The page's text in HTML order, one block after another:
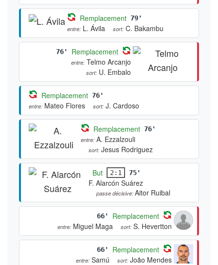
Remplacement 79'
entre: L. Ávila sort: C. Bakambu
76' Remplacement
entre: Telmo Arcanjo
sort: U. Embalo
Remplacement 76'
entre: Mateo Flores sort: J. Cardoso
Remplacement 76'
entre: A. Ezzalzouli
sort: Jesus Rodriguez
But 2:1 75'
F. Alarcón Suárez
passe décisive:Aitor Ruibal
66' Remplacement
entre: Miguel Maga sort: S. Hevertton
66' Remplacement
entre: Samú sort: João Mendes